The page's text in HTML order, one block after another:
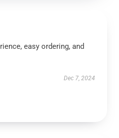
easy ordering, and
Dec 7, 2024